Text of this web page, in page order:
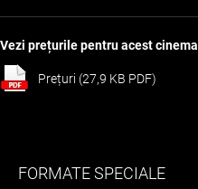
Vezi prețurile pentru acest cinema
Prețuri (27,9 KB PDF)
FORMATE SPECIALE